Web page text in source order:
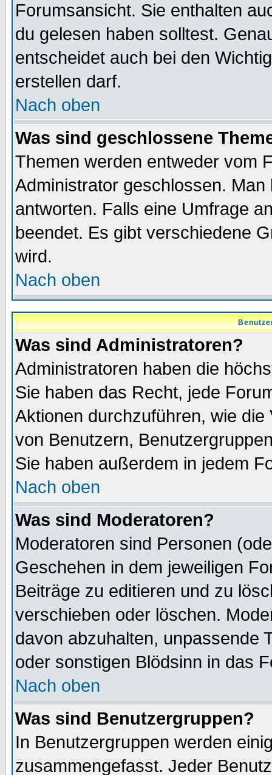
Forumsansicht. Sie enthalten
du gelesen haben solltest.
entscheidet auch bei den
erstellen darf.
Nach oben
Was sind geschlossene
Themen werden entweder vom
Administrator geschlossen.
antworten. Falls eine Umfrage
beendet. Es gibt verschiedene
wird.
Nach oben
Was sind Administratoren?
Administratoren haben die
Sie haben das Recht, jede
Aktionen durchzuführen, wie
von Benutzern,
Sie haben außerdem in jedem
Nach oben
Was sind Moderatoren?
Moderatoren sind Personen
Geschehen in dem jeweiligen
Beiträge zu editieren und zu
verschieben oder löschen.
davon abzuhalten, unpassende
oder sonstigen Blödsinn in das
Nach oben
Was sind Benutzergruppen?
In Benutzergruppen werden
zusammengefasst. Jeder